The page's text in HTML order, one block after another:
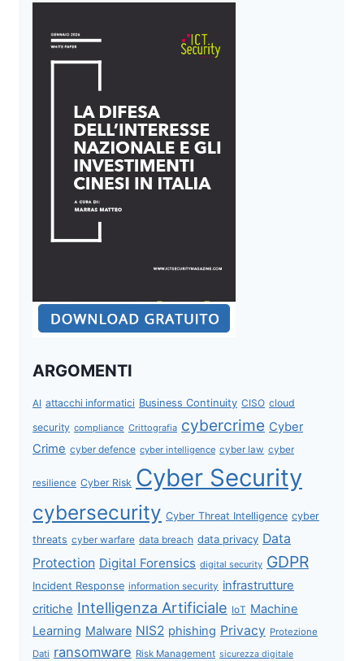
ARGOMENTI
AI attacchi informatici Business Continuity CISO cloud
security compliance Crittografia cybercrime Cyber
Crime cyber defence cyber intelligence cyber law cyber
resilience Cyber Risk Cyber Security
cybersecurity Cyber Threat Intelligence cyber
threats cyber warfare data breach data privacy Data
Protection Digital Forensics digital security GDPR
Incident Response information security infrastrutture
critiche Intelligenza Artificiale IoT Machine
Learning Malware NIS2 phishing Privacy Protezione
Dati ransomware Risk Management sicurezza digitale